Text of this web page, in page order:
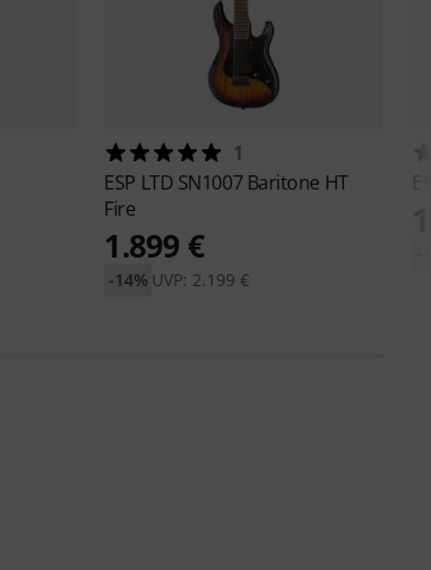
1
ESP LTD SN1007 Baritone HT
Fire
1.899 €
UVP: 2.199 €
-14%